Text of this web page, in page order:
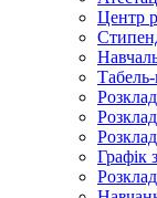
Центр
Графік